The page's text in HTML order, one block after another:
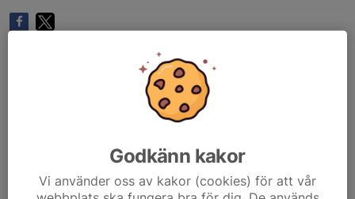
Godkänn kakor
Vi använder oss av kakor (cookies) för att vår